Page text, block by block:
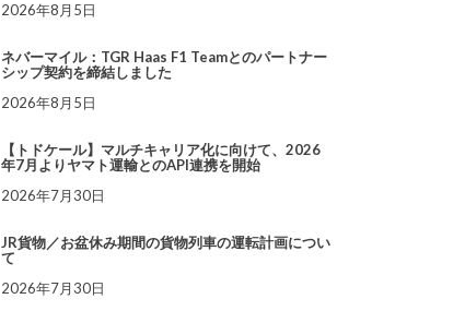
2026年8月5日
ネバーマイル：TGR Haas F1 Teamとのパートナー
シップ契約を締結しました
2026年8月5日
【トドケール】マルチキャリア化に向けて、2026
年7月よりヤマト運輸とのAPI連携を開始
2026年7月30日
JR貨物／お盆休み期間の貨物列車の運転計画につい
て
2026年7月30日